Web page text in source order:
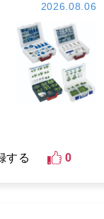
2026.08.06
する 0